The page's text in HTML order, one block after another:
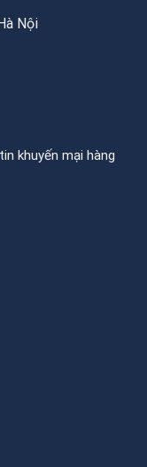
Nội
khuyến mại hàng